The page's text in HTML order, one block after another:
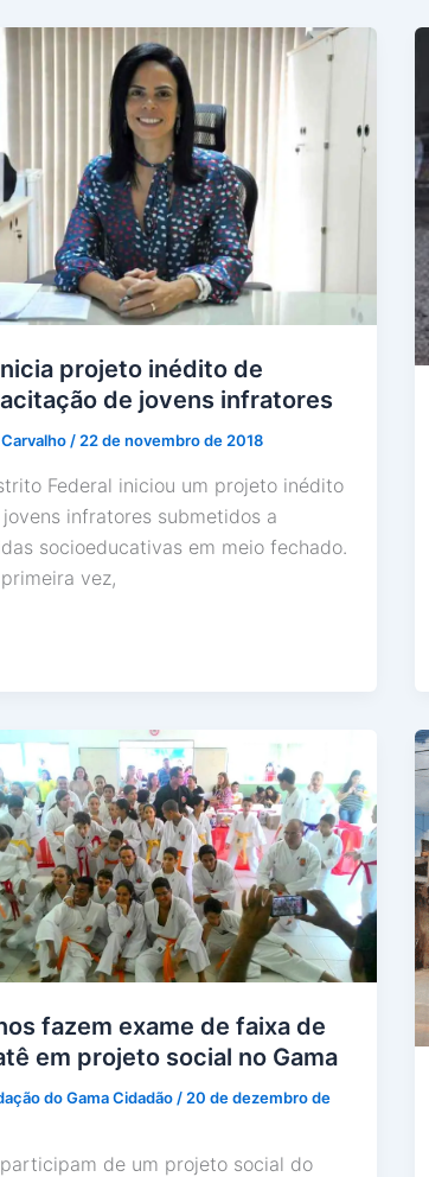
projeto inédito de
de jovens infratores
/ 22 de novembro de 2018
Federal iniciou um projeto inédito
infratores submetidos a
socioeducativas em meio fechado.
vez,
fazem exame de faixa de
em projeto social no Gama
do Gama Cidadão/20 de dezembro de
de um projeto social do